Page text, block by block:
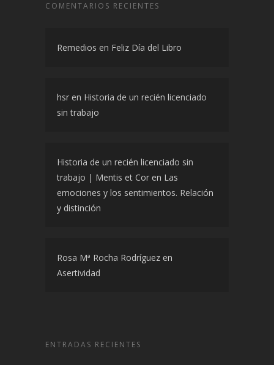
COMENTARIOS RECIENTES
Remedios en Feliz Día del Libro
hsr en Historia de un recién licenciado
sin trabajo
Historia de un recién licenciado sin
trabajo | Mentis et Cor en Las
emociones y los sentimientos. Relación
y distinción
Rosa Mª Rocha Rodríguez en
Asertividad
ENTRADAS RECIENTES